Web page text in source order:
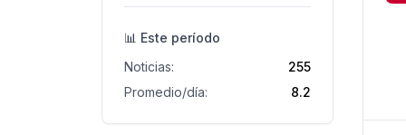
📊 Este período
Noticias:
255
Promedio/día:
8.2